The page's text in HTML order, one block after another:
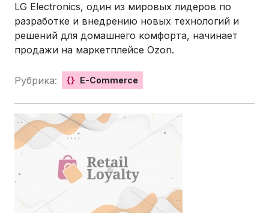
LG Electronics, один из мировых лидеров по
разработке и внедрению новых технологий и
решений для домашнего комфорта, начинает
продажи на маркетплейсе Ozon.
Рубрика: {} E-Commerce